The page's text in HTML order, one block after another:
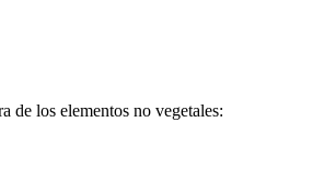
de los elementos no vegetales: